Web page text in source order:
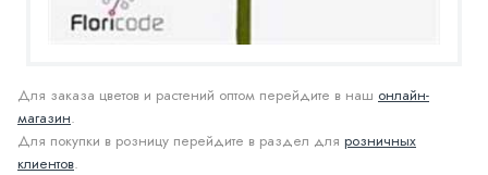
Для заказа цветов и растений оптом перейдите в наш онлайн-
магазин.
Для покупки в розницу перейдите в раздел для розничных
клиентов.